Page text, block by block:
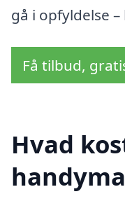
gå i opfyldelse
Få tilbud,
Hvad